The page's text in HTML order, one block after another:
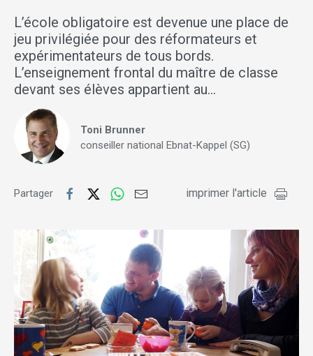
L’école obligatoire est devenue une place de
jeu privilégiée pour des réformateurs et
expérimentateurs de tous bords.
L’enseignement frontal du maître de classe
devant ses élèves appartient au…
Toni Brunner
conseiller national Ebnat-Kappel (SG)
Partager imprimer l'article